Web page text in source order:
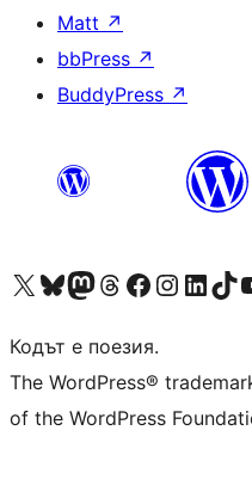
Matt ↗
bbPress ↗
BuddyPress ↗
Visit our X (formerly Twitter) account
Visit our Bluesky account
Visit our Mastodon account
Visit our Threads account
Посетете нашата страница във
Посетете нашия профил
Посетете нашия
Visit our
Кодът е поезия.
The WordPress®
of the WordPress